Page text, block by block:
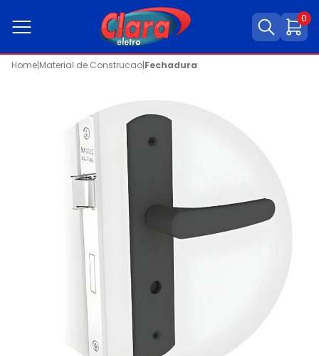
0
Home|Material de Construcao|Fechadura